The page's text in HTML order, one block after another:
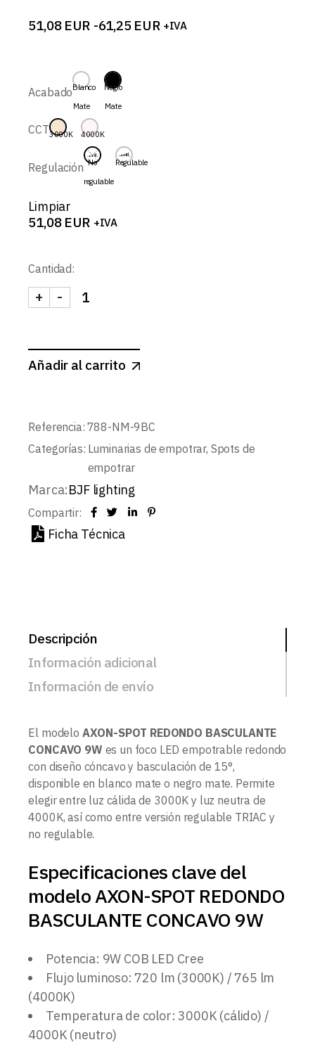
51,08 EUR -61,25 EUR
Rango
51,08 EUR
hasta
61,25 EUR
+IVA
AcabadoBlanco
Mate
Negro
Mate
CCT3000K 4000K
Regulación No
regulable
Regulable
Limpiar
51,08 EUR +IVA
Cantidad:
AXON-SPOT REDONDO BASCULANTE CONCAVO
-
+
Añadir al carrito
Referencia: 788-NM-9BC
Categorías: Luminarias de empotrar, Spots de
empotrar
Marca:BJF lighting
Compartir:
Ficha Técnica
Descripción
Información adicional
Información de envío
El modelo AXON-SPOT REDONDO BASCULANTE
CONCAVO 9W es un foco LED empotrable redondo
con diseño cóncavo y basculación de 15°,
disponible en blanco mate o negro mate. Permite
elegir entre luz cálida de 3000K y luz neutra de
4000K, así como entre versión regulable TRIAC y
no regulable.
Especificaciones clave del
modelo AXON-SPOT REDONDO
BASCULANTE CONCAVO 9W
Potencia: 9W COB LED Cree
Flujo luminoso: 720 lm (3000K) / 765 lm
(4000K)
Temperatura de color: 3000K (cálido) /
4000K (neutro)